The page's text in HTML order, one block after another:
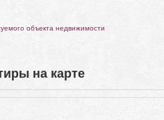
объекта недвижимости
на карте